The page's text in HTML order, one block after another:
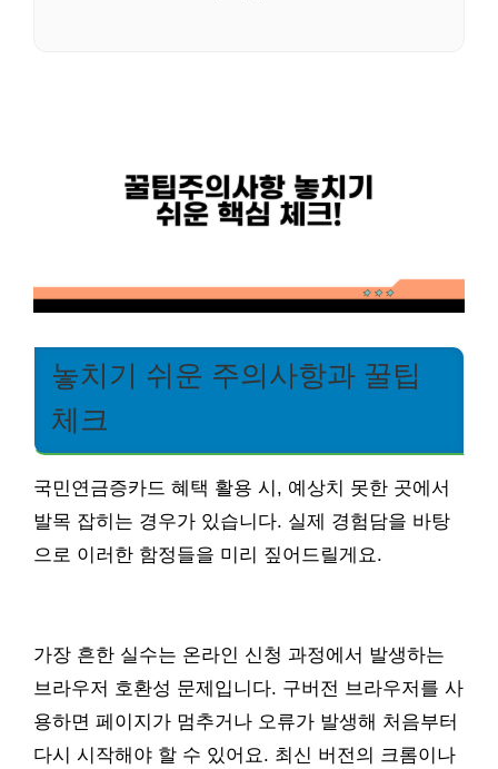
놓치기 쉬운 주의사항과 꿀팁
체크
국민연금증카드 혜택 활용 시, 예상치 못한 곳에서
발목 잡히는 경우가 있습니다. 실제 경험담을 바탕
으로 이러한 함정들을 미리 짚어드릴게요.
가장 흔한 실수는 온라인 신청 과정에서 발생하는
브라우저 호환성 문제입니다. 구버전 브라우저를 사
용하면 페이지가 멈추거나 오류가 발생해 처음부터
다시 시작해야 할 수 있어요. 최신 버전의 크롬이나